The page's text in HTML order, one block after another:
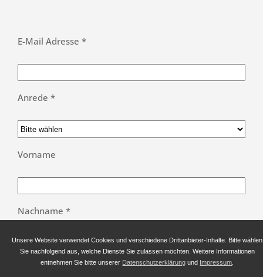
E-Mail Adresse *
Anrede *
Vorname
Nachname *
Unsere Website verwendet Cookies und verschiedene Drittanbieter-Inhalte. Bitte wählen
Sie nachfolgend aus, welche Dienste Sie zulassen möchten. Weitere Informationen
entnehmen Sie bitte unserer Datenschutzerklärung und Impressum